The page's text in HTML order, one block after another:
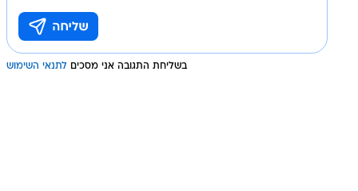
בשליחת התגובה אני מסכים לתנאי השימוש